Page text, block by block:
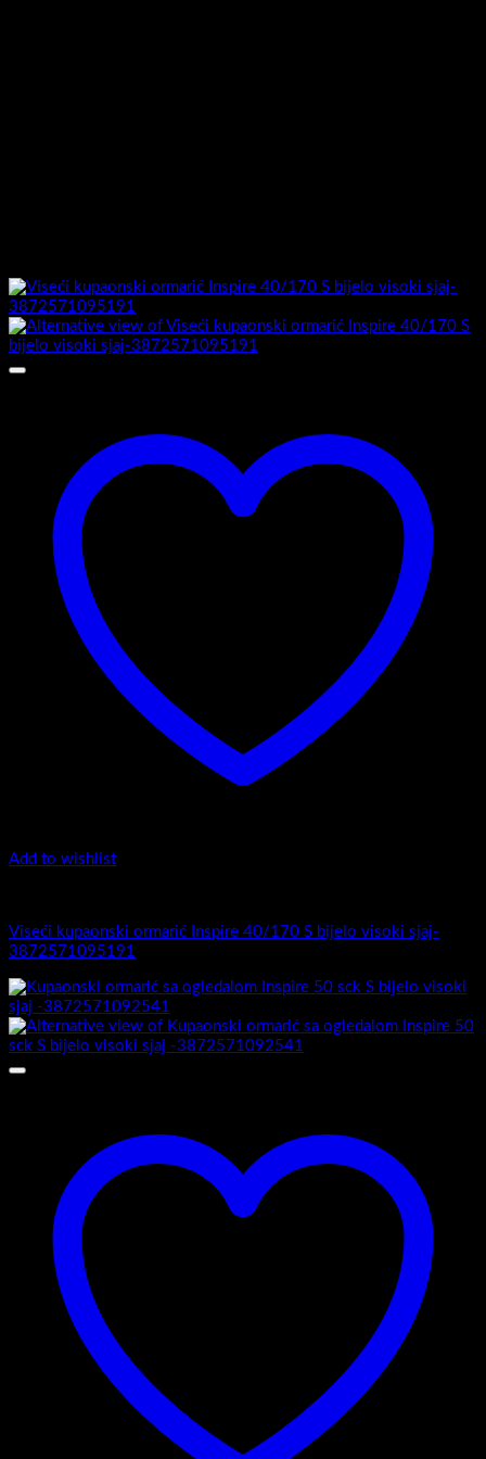
Add to wishlist
Flat 35-120 - Ravni obrez fronte
Viseći ormarić Flat 35-120 S bijelo visoki sjaj-3872571075834
Add to wishlist
Flat 35-180 -Ravni obrez fronte
Viseći ormarić Flat 35-180 S-bijelo visoki sjaj-3872571075131
Povezani proizvodi